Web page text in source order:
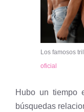
Los famosos
oficial
Hubo un tiempo
búsquedas